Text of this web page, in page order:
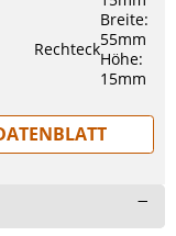
Rechteck
Breite:
55mm
Höhe:
15mm